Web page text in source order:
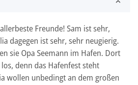
Freunde! Sam ist sehr,
dagegen ist sehr, sehr neugierig.
sie Opa Seemann im Hafen. Dort
denn das Hafenfest steht
wollen unbedingt an dem großen